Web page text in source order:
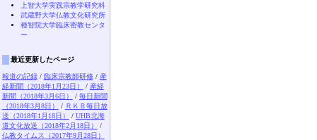
上智大学実践宗教学研究科
武蔵野大学仏教文化研究所
種智院大学臨床密教センタ
ー
最近更新したページ
報道の記録/ 臨床宗教師研修/ 産
経新聞（2018年1月23日）
/ 産経
新聞（2018年3月6日）
/ 毎日新聞
（2018年3月8日）
/ ＲＫＢ毎日放
送（2018年1月18日）
/ UHB北海
道文化放送（2018年2月18日）
/
仏教タイムス（2017年9月28日）